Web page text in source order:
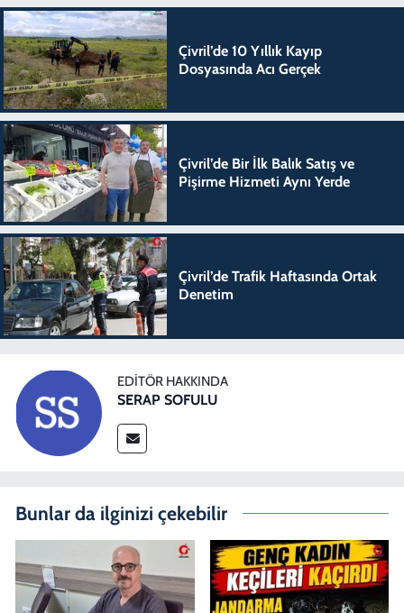
Çivril’de 10 Yıllık Kayıp
Dosyasında Acı Gerçek
Çivril’de Bir İlk Balık Satış ve
Pişirme Hizmeti Aynı Yerde
Çivril’de Trafik Haftasında Ortak
Denetim
EDITÖR HAKKINDA
SERAP SOFULU
Bunlar da ilginizi çekebilir